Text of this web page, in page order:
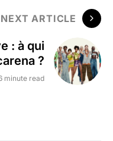
NEXT ARTICLE
: à qui
?
minute read